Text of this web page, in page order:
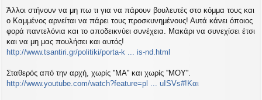
μ
ο
σ
υ
η
Άλλοι στήνουν να μη πω τι για να πάρουν βουλευτές στο κόμμα τους και
ο Καμμένος αρνείται να πάρει τους προσκυνημένους! Αυτά κάνει όποιος
φορά παντελόνια και το αποδεικνύει συνέχεια. Μακάρι να συνεχίσει έτσι
και να μη μας πουλήσει και αυτός!
http://www.tsantiri.gr/politiki/porta-k ... is-nd.html
Σταθερός από την αρχή, χωρίς ''ΜΑ'' και χωρίς ''ΜΟΥ''.
http://www.youtube.com/watch?feature=pl ... uISVs#!Και